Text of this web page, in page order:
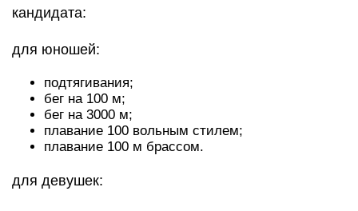
кандидата:
для юношей:
подтягивания;
бег на 100 м;
бег на 3000 м;
плавание 100 вольным стилем;
плавание 100 м брассом.
для девушек: